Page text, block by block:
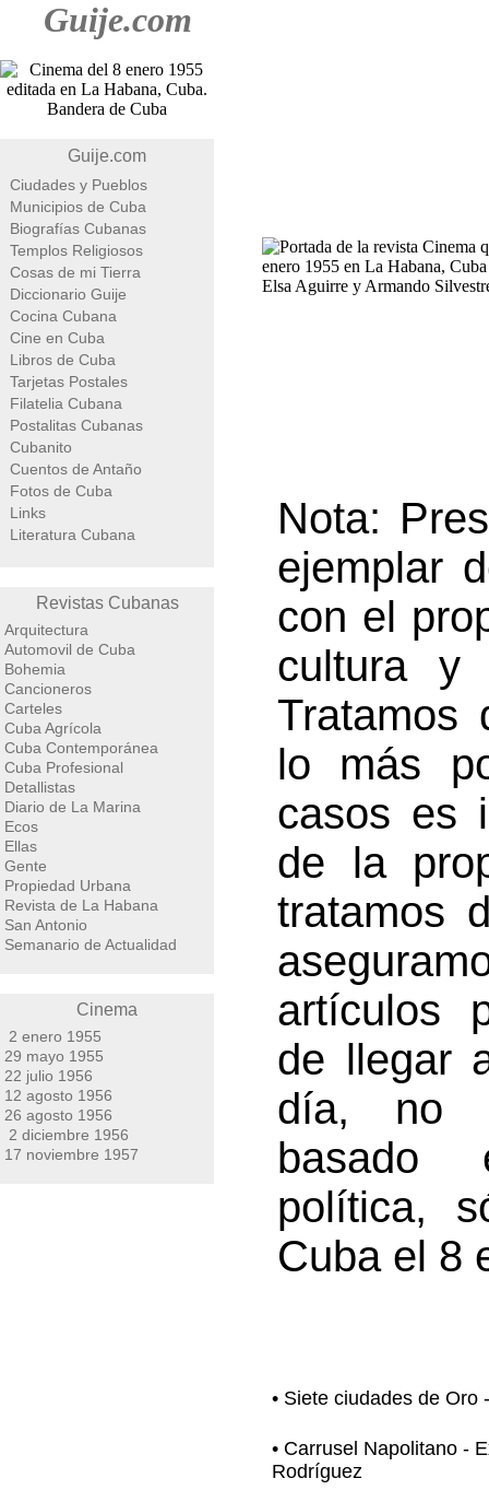
Guije.com
Guije.com
Ciudades y Pueblos
Municipios de Cuba
Biografías Cubanas
Templos Religiosos
Cosas de mi Tierra
Diccionario Guije
Cocina Cubana
Cine en Cuba
Libros de Cuba
Tarjetas Postales
Filatelia Cubana
Postalitas Cubanas
Cubanito
Cuentos de Antaño
Fotos de Cuba
Links
Literatura Cubana
Revistas Cubanas
Arquitectura
Automovil de Cuba
Bohemia
Cancioneros
Carteles
Cuba Agrícola
Cuba Contemporánea
Cuba Profesional
Detallistas
Diario de La Marina
Ecos
Ellas
Gente
Propiedad Urbana
Revista de La Habana
San Antonio
Semanario de Actualidad
Cinema
2 enero 1955
29 mayo 1955
22 julio 1956
12 agosto 1956
26 agosto 1956
2 diciembre 1956
17 noviembre 1957
Nota:
ejemplar
con el
cultura y
Tratamos
lo más
casos es
de la
tratamos
artículos
de llegar
día, no
basado
política,
Cuba el 8
• Siete ciudades de Oro
• Carrusel Napolitano -
Rodríguez